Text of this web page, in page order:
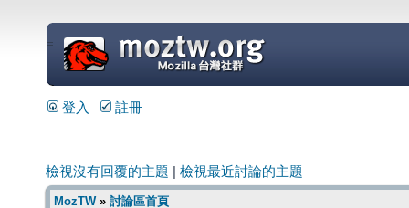
=
登入 註冊
檢視沒有回覆的主題 檢視最近討論的主題
MozTW» 討論區首頁